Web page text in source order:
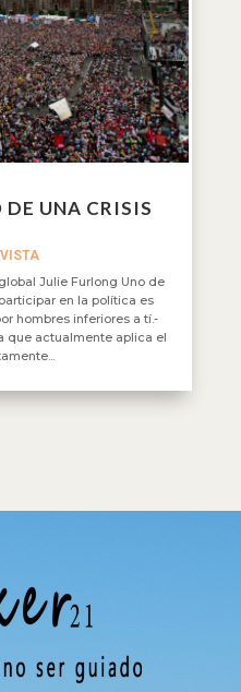
DE UNA CRISIS
Julie Furlong Uno de
en la política es
hombres inferiores a tí.-
que actualmente aplica el